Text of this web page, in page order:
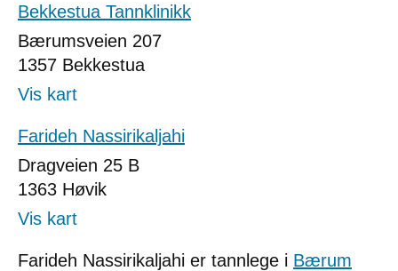
Bekkestua Tannklinikk
Bærumsveien 207
1357 Bekkestua
Vis kart
Farideh Nassirikaljahi
Dragveien 25 B
1363 Høvik
Vis kart
Farideh Nassirikaljahi er tannlege i Bærum